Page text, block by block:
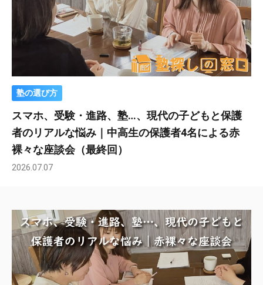
塾の選び方
スマホ、受験・進路、塾…、現代の子どもと保護
者のリアルな悩み｜中高生の保護者4名による赤
裸々な座談会（最終回）
2026.07.07